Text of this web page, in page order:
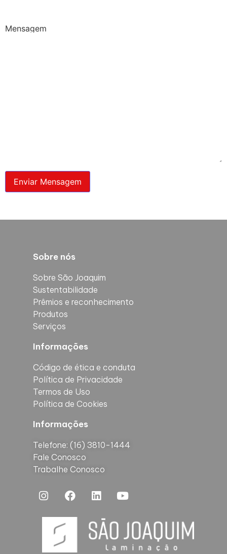
Mensagem
Sobre nós
Sobre São Joaquim
Sustentabilidade
Prêmios e reconhecimento
Produtos
Serviços
Informações
Código de ética e conduta
Política de Privacidade
Termos de Uso
Política de Cookies
Informações
Telefone: (16) 3810-1444
Fale Conosco
Trabalhe Conosco